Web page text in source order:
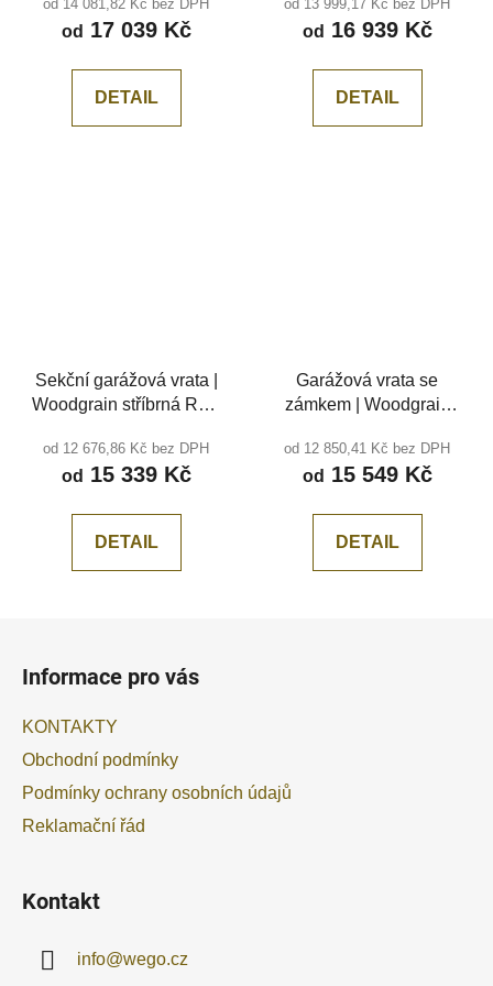
středová drážka
od 14 081,82 Kč bez DPH
od 17 039 Kč
DETAIL
středová drážka
od 13 999,17 Kč bez DPH
od 16 939 Kč
DETAIL
Sekční garážová vrata |
Woodgrain stříbrná RAL
od 12 676,86 Kč bez DPH
od 15 339 Kč
DETAIL
Garážová vrata se
zámkem | Woodgrain
drážka
od 12 850,41 Kč bez DPH
od 15 549 Kč
DETAIL
Informace pro vás
KONTAKTY
Obchodní podmínky
Podmínky ochrany osobních údajů
Reklamační řád
Kontakt
info@wego.cz